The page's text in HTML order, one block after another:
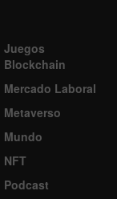
Juegos
Blockchain
Mercado Laboral
Metaverso
Mundo
NFT
Podcast